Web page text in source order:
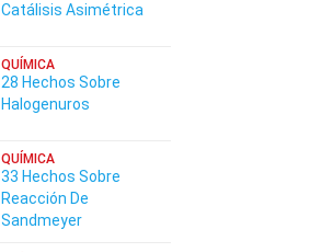
Catálisis Asimétrica
QUÍMICA
28 Hechos Sobre
Halogenuros
QUÍMICA
33 Hechos Sobre
Reacción De
Sandmeyer